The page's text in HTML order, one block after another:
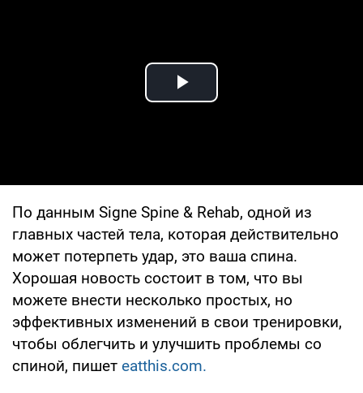
Play Video
По данным Signe Spine & Rehab, одной из
главных частей тела, которая действительно
может потерпеть удар, это ваша спина.
Хорошая новость состоит в том, что вы
можете внести несколько простых, но
эффективных изменений в свои тренировки,
чтобы облегчить и улучшить проблемы со
спиной, пишет eatthis.com.